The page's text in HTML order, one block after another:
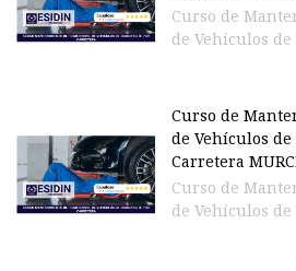
Curso de
de Vehículos
Curso de
de Vehículos
Carretera
Curso de
de Vehículos